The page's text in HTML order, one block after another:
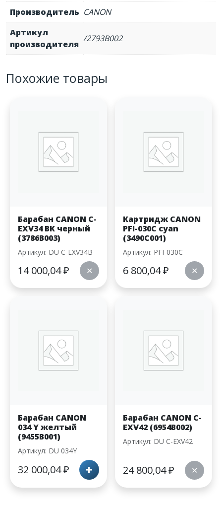
Производитель CANON
Артикул
производителя
/2793B002
Похожие товары
Барабан CANON С-
EXV34 BK черный
(3786B003)
Артикул: DU С-EXV34B
14 000,04₽ ✕
Картридж CANON
PFI-030C cyan
(3490C001)
Артикул: PFI-030C
6 800,04₽ ✕
Барабан CANON
034 Y желтый
(9455B001)
Артикул: DU 034Y
32 000,04₽ +
Барабан CANON С-
EXV42 (6954B002)
Артикул: DU С-EXV42
24 800,04₽ ✕